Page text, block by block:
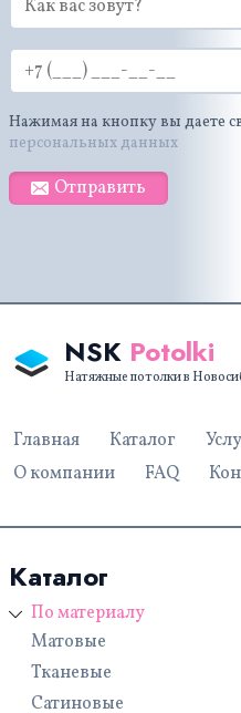
Нажимая на кнопку вы даете
персональных данных
Отправить
NSK Potolki
Натяжные потолки в
Главная Каталог
О компании
FAQ
Каталог
По материалу
Матовые
Тканевые
Сатиновые